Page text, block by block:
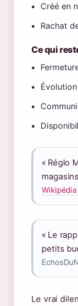
Créé en
Rachat
Ce qui
« Réglo
« Le
petits
Le vrai